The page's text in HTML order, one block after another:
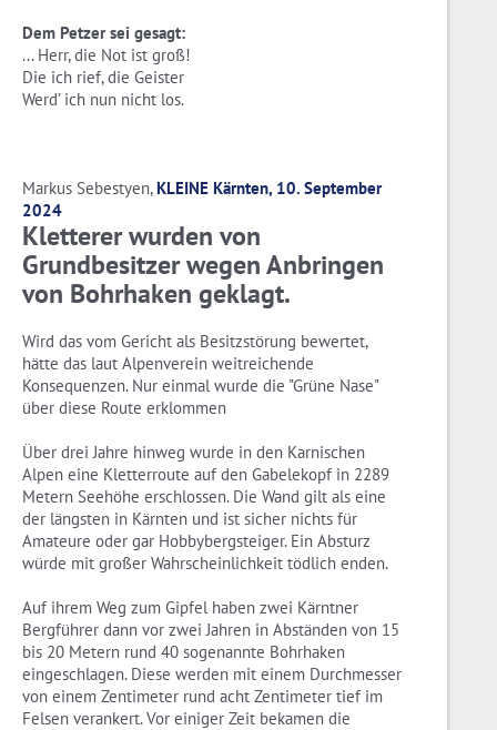
Dem Petzer sei gesagt:
... Herr, die Not ist groß!
Die ich rief, die Geister
Werd’ ich nun nicht los.
Markus Sebestyen, KLEINE Kärnten, 10. September
2024
Kletterer wurden von
Grundbesitzer wegen Anbringen
von Bohrhaken geklagt.
Wird das vom Gericht als Besitzstörung bewertet,
hätte das laut Alpenverein weitreichende
Konsequenzen. Nur einmal wurde die "Grüne Nase"
über diese Route erklommen
Über drei Jahre hinweg wurde in den Karnischen
Alpen eine Kletterroute auf den Gabelekopf in 2289
Metern Seehöhe erschlossen. Die Wand gilt als eine
der längsten in Kärnten und ist sicher nichts für
Amateure oder gar Hobbybergsteiger. Ein Absturz
würde mit großer Wahrscheinlichkeit tödlich enden.
Auf ihrem Weg zum Gipfel haben zwei Kärntner
Bergführer dann vor zwei Jahren in Abständen von 15
bis 20 Metern rund 40 sogenannte Bohrhaken
eingeschlagen. Diese werden mit einem Durchmesser
von einem Zentimeter rund acht Zentimeter tief im
Felsen verankert. Vor einiger Zeit bekamen die